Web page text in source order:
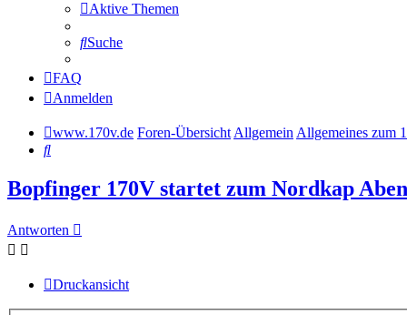
Aktive Themen
Suche
FAQ
Anmelden
www.170v.de Foren-ÜbersichtAllgemeinAllgemeines zum
Suche
Bopfinger 170V startet zum Nordkap
Antworten
Druckansicht